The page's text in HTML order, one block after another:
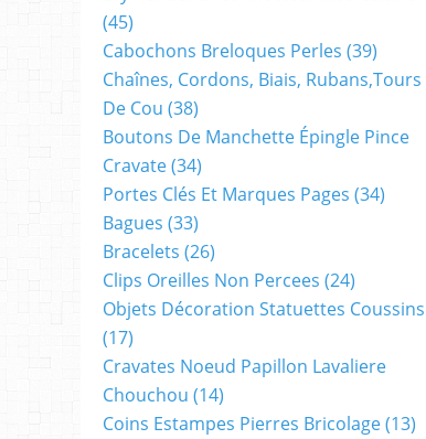
(45)
Cabochons Breloques Perles (39)
Chaînes, Cordons, Biais, Rubans,tours
De Cou (38)
Boutons De Manchette Épingle Pince
Cravate(34)
Portes Clés Et Marques Pages (34)
Bagues (33)
Bracelets (26)
Clips Oreilles Non Percees (24)
Objets Décoration Statuettes Coussins
(17)
Cravates Noeud Papillon Lavaliere
Chouchou (14)
Coins Estampes Pierres Bricolage(13)